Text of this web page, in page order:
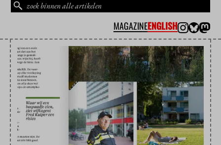
MAGAZINEENGLISH